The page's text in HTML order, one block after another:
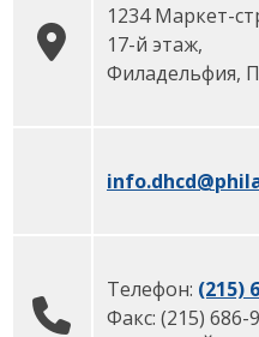
1234 Маркет-
17-й этаж,
Филадельфия,
info.dhcd
Телефон: (215)
Факс: (215) 686-